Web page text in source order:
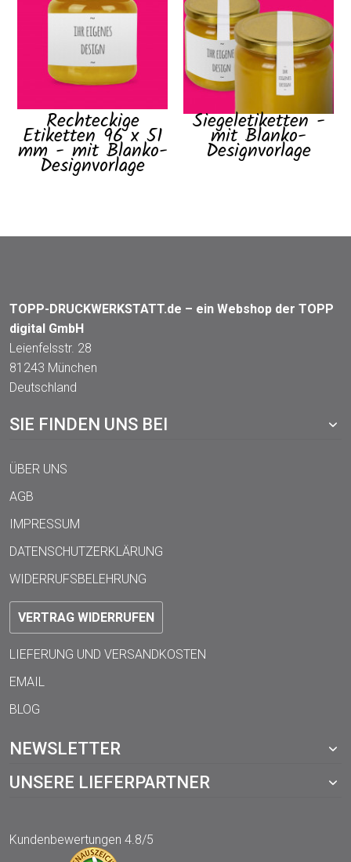
Rechteckige
Etiketten 96 x 51
mm - mit Blanko-
Designvorlage
Siegeletiketten -
mit Blanko-
Designvorlage
TOPP-DRUCKWERKSTATT.de – ein Webshop der TOPP
digital GmbH
Leienfelsstr. 28
81243 München
Deutschland
SIE FINDEN UNS BEI
ÜBER UNS
AGB
IMPRESSUM
DATENSCHUTZERKLÄRUNG
WIDERRUFSBELEHRUNG
VERTRAG WIDERRUFEN
LIEFERUNG UND VERSANDKOSTEN
EMAIL
BLOG
NEWSLETTER
UNSERE LIEFERPARTNER
Kundenbewertungen 4.8/5